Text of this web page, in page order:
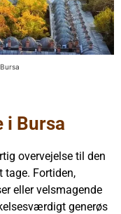
i Bursa
overvejelse til den
tage. Fortiden,
eller velsmagende
generøs